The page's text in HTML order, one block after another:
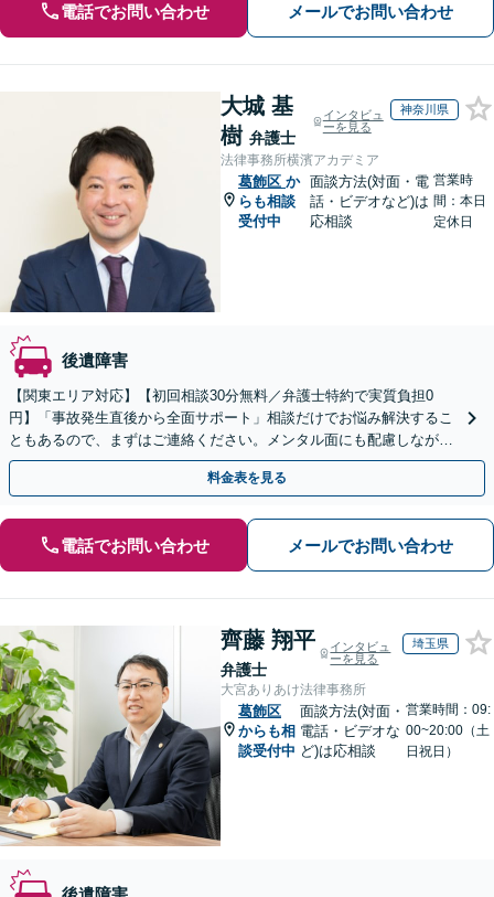
電話でお問い合わせ メールでお問い合わせ
大城 基
樹 弁護士
インタビュ
ーを見る
神奈川県
法律事務所横濱アカデミア
葛飾区 か
らも相談
受付中
面談方法(対面・電
話・ビデオなど)は
応相談
営業時
間：本日
定休日
後遺障害
【関東エリア対応】【初回相談30分無料／弁護士特約で実質負担0
円】「事故発生直後から全面サポート」相談だけでお悩み解決するこ
ともあるので、まずはご連絡ください。メンタル面にも配慮しながら
懇切丁寧に対応いたします「死亡事故から軽傷事故まで」
料金表を見る
電話でお問い合わせ メールでお問い合わせ
齊藤 翔平
弁護士
インタビュ
ーを見る
埼玉県
大宮ありあけ法律事務所
葛飾区
からも相
談受付中
面談方法(対面・
電話・ビデオな
ど)は応相談
営業時間：09:
00~20:00（土
日祝日）